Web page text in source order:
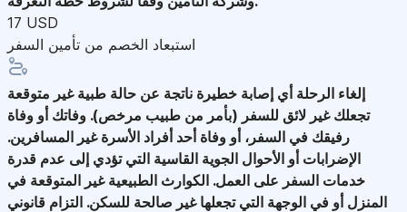
17 USD
استبعاد الخصم من تأمين السفر
إلغاء الرحلة أي إصابة خطيرة ناتجة عن حالة طبية غير متوقعة
تجعلك غير لائق للسفر (بأمر من طبيب مرخص). وفاتك أو وفاة
رفيقك في السفر، أو وفاة أحد أفراد الأسرة غير المسافرين.
الإضرابات أو الأحوال الجوية القاسية التي تؤدي إلى عدم قدرة
خدمات السفر على العمل. الكوارث الطبيعية غير المتوقعة في
المنزل أو في الوجهة التي تجعلها غير صالحة للسكن. التزام قانوني